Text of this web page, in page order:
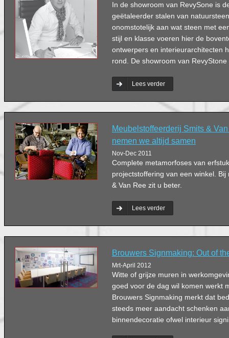
In de showroom van RevySone is
geëtaleerder stalen van
onomstotelijk aan wat steen met
stijl en klasse voeren hier de
ontwerpers en interieurarchitecten
rond. De showroom van
Lees verder
Meubelstoffeerderij Smits &
nemen we altijd samen
Nov-Dec 2011
Complete metamorfoses van
projectstoffering van een winkel.
& Van Ree zit u beter.
Lees verder
Brouwers Signmaking: Out of
Mrt-April 2012
Witte of grijze muren in
goed voor de dag wil komen werkt
Brouwers Signmaking merkt dat
steeds meer aandacht schenken
binnendecoratie ofwel interieur